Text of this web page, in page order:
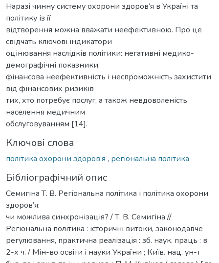
Наразі чинну систему охорони здоров’я в Україні та
політику із її
відтворення можна вважати неефективною. Про це
свідчать ключові індикатори
оцінювання наслідків політики: негативні медико-
демографічні показники,
фінансова неефективність і неспроможність захистити
від фінансових ризиків
тих, хто потребує послуг, а також невдоволеність
населення медичним
обслуговуванням [14].
Ключові слова
політика охорони здоров’я , регіональна політика
Бібліографічний опис
Семигіна Т. В. Регіональна політика і політика охорони
здоров’я:
чи можлива синхронізація? / Т. В. Семигіна //
Регіональна політика : історичні витоки, законодавче
регулювання, практична реалізація : зб. наук. праць : в
2-х ч. / Мін-во освіти і науки України ; Київ. нац. ун-т